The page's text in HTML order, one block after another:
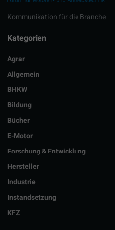
Kommunikation für die Branche
Kategorien
Agrar
Allgemein
BHKW
Bildung
Bücher
E-Motor
Forschung & Entwicklung
Hersteller
Industrie
Instandsetzung
KFZ